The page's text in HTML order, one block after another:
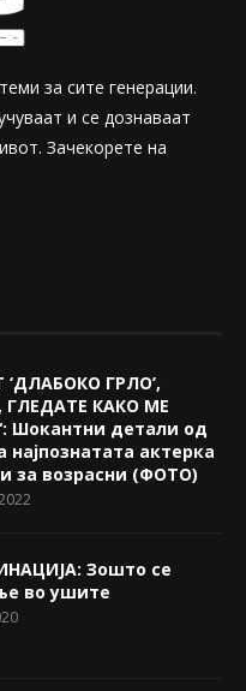
за сите генерации.
и се дознаваат
Зачекорете на
ГРЛО’,
КАКО МЕ
Шокантни детали од
најпознатата актерка
за возрасни (ФОТО)
Зошто се
во ушите